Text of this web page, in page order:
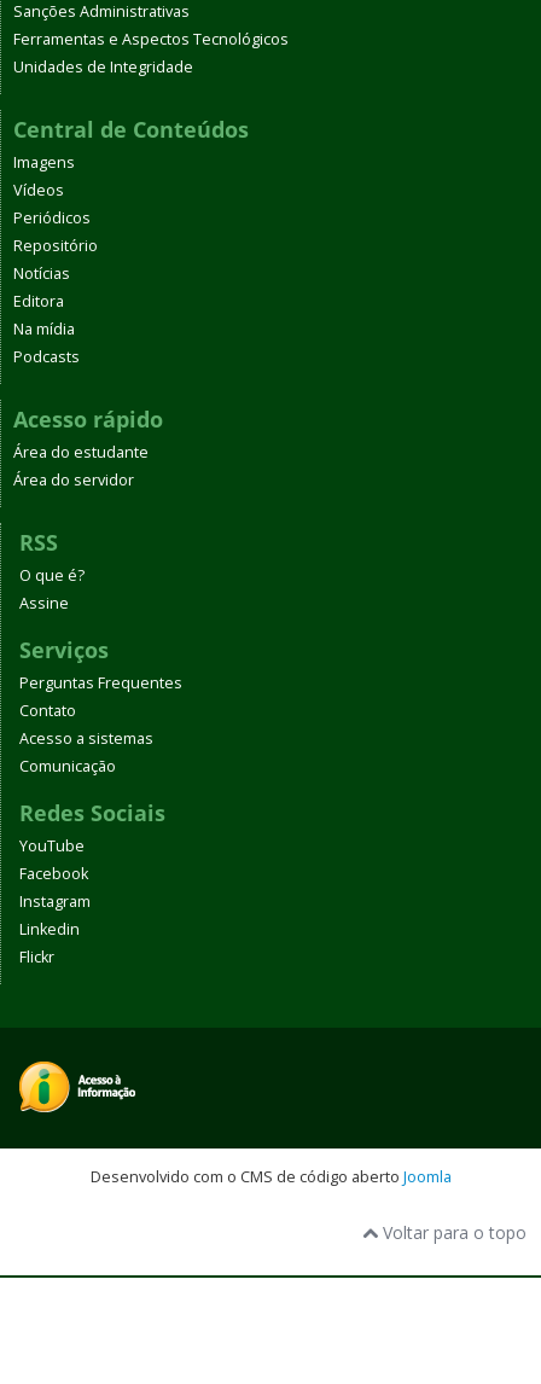
Sanções Administrativas
Ferramentas e Aspectos Tecnológicos
Unidades de Integridade
Central de Conteúdos
Imagens
Vídeos
Periódicos
Repositório
Notícias
Editora
Na mídia
Podcasts
Acesso rápido
Área do estudante
Área do servidor
RSS
O que é?
Assine
Serviços
Perguntas Frequentes
Contato
Acesso a sistemas
Comunicação
Redes Sociais
YouTube
Facebook
Instagram
Linkedin
Flickr
Desenvolvido com o CMS de código aberto Joomla
Voltar para o topo